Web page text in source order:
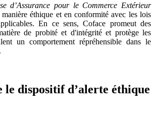
d’Assurance pour le Commerce Extérieur
manière éthique et en conformité avec les lois
En ce sens, Coface promeut des
de probité et d'intégrité et protège les
un comportement répréhensible dans le
le dispositif d’alerte éthique